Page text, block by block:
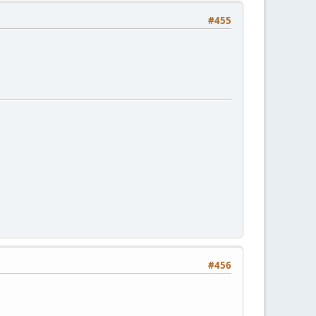
#455
#456